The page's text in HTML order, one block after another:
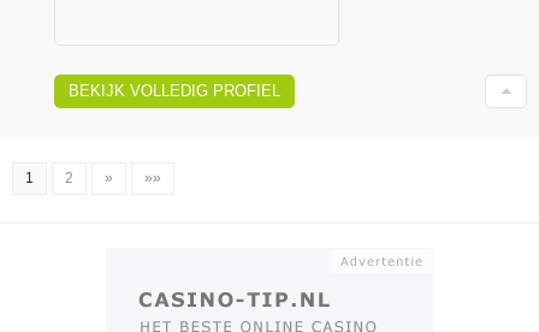
BEKIJK VOLLEDIG PROFIEL
1 2 » »»